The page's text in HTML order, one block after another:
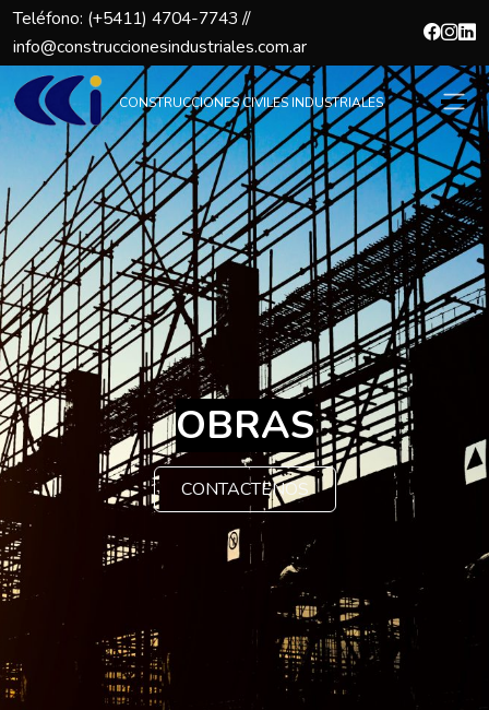
Teléfono: (+5411) 4704-7743 //
info@construccionesindustriales.com.ar
CONSTRUCCIONES CIVILES INDUSTRIALES
OBRAS
CONTACTENOS